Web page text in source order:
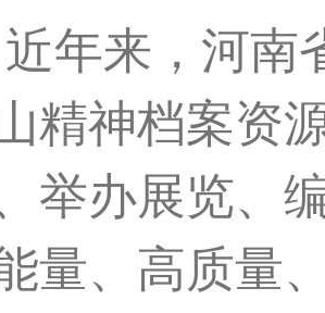
来，河南省
精神档案资
举办展览、
量、高质量